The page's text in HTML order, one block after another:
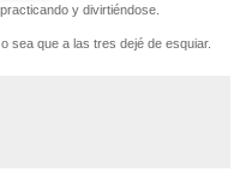
y divirtiéndose.
sea que a las tres dejé de esquiar.